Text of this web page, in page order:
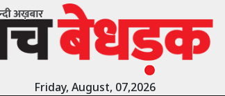
Friday, August, 07,2026